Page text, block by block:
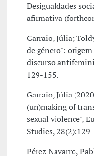
Desigualdades
afirmativa
Garraio, Júlia;
de género":
discurso
129-155.
Garraio, Júlia
(un)making of
sexual violence",
Studies,
Pérez Navarro,